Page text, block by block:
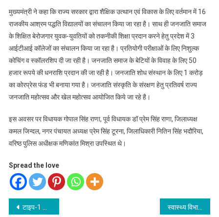
मुख्यमंत्री ने कहा कि राज्य सरकार द्वारा शैक्षिक उत्थान एवं विकास के लिए वर्तमान में 16
राजकीय आश्रम पद्धति विद्यालयों का संचालन किया जा रहा है। साथ ही जनजाति समाज
के शिक्षित बेरोजगार युवक-युवतियों को तकनीकी शिक्षा प्रदान करने हेतु प्रदेश में 3
आईटीआई कॉलेजों का संचालन किया जा रहा है। प्रतियोगी परीक्षाओं के लिए निशुल्क
कोचिंग व स्कॉलरशिप दी जा रही है। जनजाति समाज के बेटियों के विवाह के लिए 50
हजार रूपये की धनराशि प्रदान की जा रही है। जनजाति शोध संस्थान के लिए 1 करोड़
का कोरप्रेस फंड भी बनाया गया है। जनजाति संस्कृति के संरक्षण हेतु प्रतिवर्ष राज्य
जनजाति महोत्सव और खेल महोत्सव आयोजित किये जा रहे है।
इस अवसर पर विधायक गोपाल सिंह राणा, पूर्व विधायक डॉ प्रेम सिंह राणा, जिलाध्यक्ष
कमल जिन्दल, नगर पंचायत अध्यक्ष प्रेम सिंह टूरना, जिलाधिकारी नितिन सिंह भदौरिया,
वरिष्ठ पुलिस अधीक्षक मणिकांत मिश्रा उपस्थित थे।
Spread the love
Post
टाइप-1 डायबिटीज से प्रभावित लोगों के लिए उत्तराखंड बना उम्मीद का केंद्र, धामी सरकार की एक अनूठी पहल स्वास्थ्य विभाग में एएनएम के 180 पदों पर निकली भर्ती